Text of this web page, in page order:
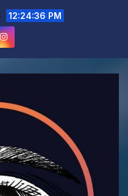
12:24:38 PM